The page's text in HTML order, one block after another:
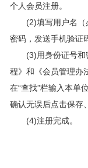
个人会员注册。
(2)填写用户名（
密码，发送手机验证
(3)用身份证号和
程》和《会员管理办
在“查找”栏输入本单
确认无误后点击保存
(4)注册完成。